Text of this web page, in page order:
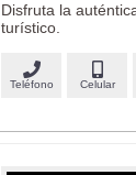
Disfruta la
turístico.
Teléfono Celular